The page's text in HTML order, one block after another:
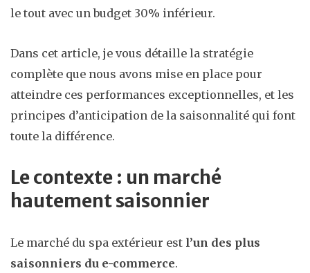
le tout avec un budget 30% inférieur.
Dans cet article, je vous détaille la stratégie
complète que nous avons mise en place pour
atteindre ces performances exceptionnelles, et les
principes d’anticipation de la saisonnalité qui font
toute la différence.
Le contexte : un marché
hautement saisonnier
Le marché du spa extérieur est l’un des plus
saisonniers du e-commerce.